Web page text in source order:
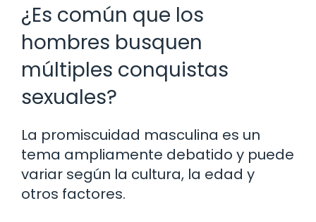
¿Es común que los
hombres busquen
múltiples conquistas
sexuales?
La promiscuidad masculina es un
tema ampliamente debatido y puede
variar según la cultura, la edad y
otros factores.